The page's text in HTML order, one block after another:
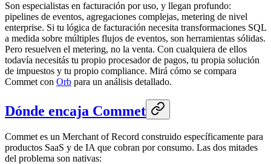
Son especialistas en facturación por uso, y llegan profundo:
pipelines de eventos, agregaciones complejas, metering de nivel
enterprise. Si tu lógica de facturación necesita transformaciones SQL
a medida sobre múltiples flujos de eventos, son herramientas sólidas.
Pero resuelven el metering, no la venta. Con cualquiera de ellos
todavía necesitás tu propio procesador de pagos, tu propia solución
de impuestos y tu propio compliance. Mirá cómo se compara
Commet con Orb para un análisis detallado.
Dónde encaja Commet
Commet es un Merchant of Record construido específicamente para
productos SaaS y de IA que cobran por consumo. Las dos mitades
del problema son nativas: